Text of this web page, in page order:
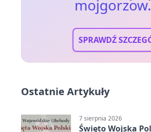
SPRAWDŹ
Ostatnie Artykuły
7 sierpnia 2026
Święto Wojska